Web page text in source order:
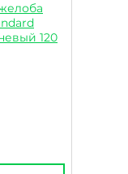
120